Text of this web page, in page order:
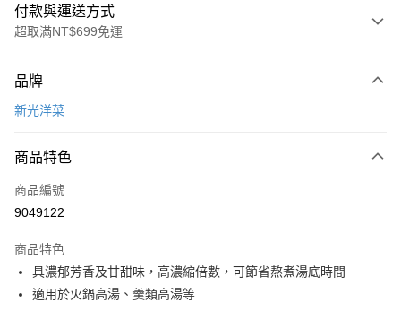
付款與運送方式
超取滿NT$699免運
信用卡一次付款
運送方式
• 付款後全家取貨
• 付款後7-11取貨
每筆NT$60，滿NT$699(含以上)免運費
品牌
新光洋菜
商品特色
商品編號
9049122
商品特色
具濃郁芳香及甘甜味，高濃縮倍數，可節省熬煮湯底時間
適用於火鍋高湯、羹類高湯等